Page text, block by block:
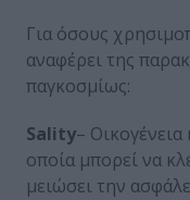
Για όσους
αναφέρει της
παγκοσμίως:
Sality–
οποία μπορεί να
μειώσει την